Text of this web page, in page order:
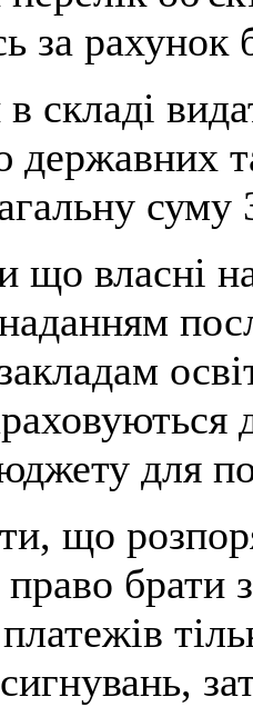
за
в складі
державних
що власні
для
що
брати